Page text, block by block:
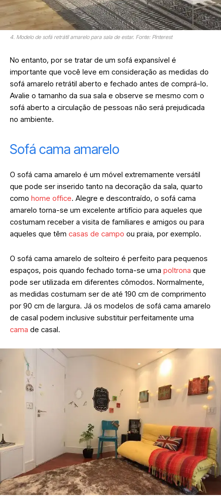
4. Modelo de sofá retrátil amarelo para sala de estar. Fonte: Pinterest
No entanto, por se tratar de um sofá expansível é
importante que você leve em consideração as medidas do
sofá amarelo retrátil aberto e fechado antes de comprá-lo.
Avalie o tamanho da sua sala e observe se mesmo com o
sofá aberto a circulação de pessoas não será prejudicada
no ambiente.
Sofá cama amarelo
O sofá cama amarelo é um móvel extremamente versátil
que pode ser inserido tanto na decoração da sala, quarto
como home office. Alegre e descontraído, o sofá cama
amarelo torna-se um excelente artifício para aqueles que
costumam receber a visita de familiares e amigos ou para
aqueles que têm casas de campo ou praia, por exemplo.
O sofá cama amarelo de solteiro é perfeito para pequenos
espaços, pois quando fechado torna-se uma poltrona que
pode ser utilizada em diferentes cômodos. Normalmente,
as medidas costumam ser de até 190 cm de comprimento
por 90 cm de largura. Já os modelos de sofá cama amarelo
de casal podem inclusive substituir perfeitamente uma
cama de casal.